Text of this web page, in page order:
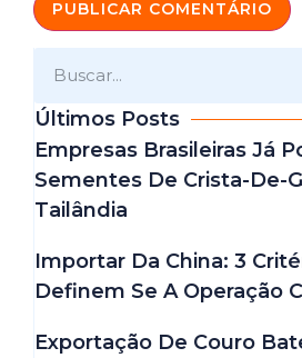
Últimos Posts
Empresas Brasileiras Já
Sementes De Crista-De-
Tailândia
Importar Da China: 3
Definem Se A Operação
Exportação De Couro